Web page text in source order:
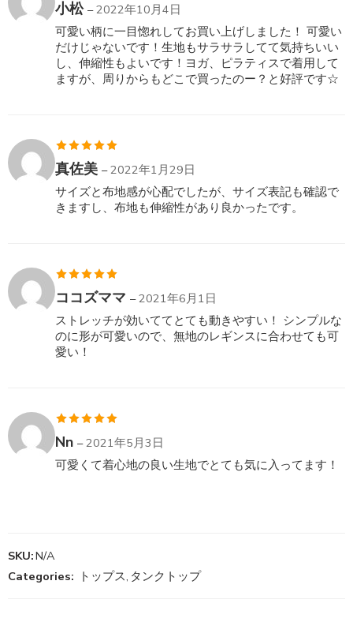
5段階中5の
評価
小松 – 2022年10月4日
可愛い柄に一目惚れしてお買い上げしました！ 可愛い
だけじゃないです！生地もサラサラしてて気持ちいい
し、伸縮性もよいです！ヨガ、ピラティスで着用して
ますが、周りからもどこで買ったのー？と好評です☆
5段階中
の
真佐美 – 2022年1月29日
サイズと布地感が心配でしたが、サイズ表記も確認で
きますし、布地も伸縮性があり良かったです。
5段階中5の
ココズママ – 2021年6月1日
ストレッチが効いててとても動きやすい！ シンプルな
のに形が可愛いので、無地のレギンスに合わせても可
愛い！
5段階中5の
評価
Nn – 2021年5月3日
可愛くて着心地の良い生地でとても気に入ってます！
SKU:N/A
Categories: トップス, タンクトップ